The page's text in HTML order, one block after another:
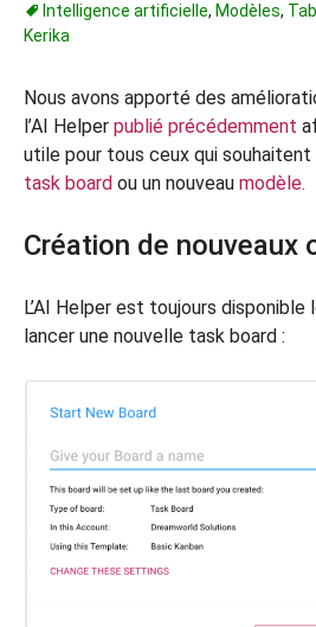
Intelligence artificielle, Modèles,
Kerika
Nous avons apporté des
l’AI Helper publié précédemment
utile pour tous ceux qui souhaitent
task board ou un nouveau modèle.
Création de nouveaux
L’AI Helper est toujours disponible
lancer une nouvelle task board :